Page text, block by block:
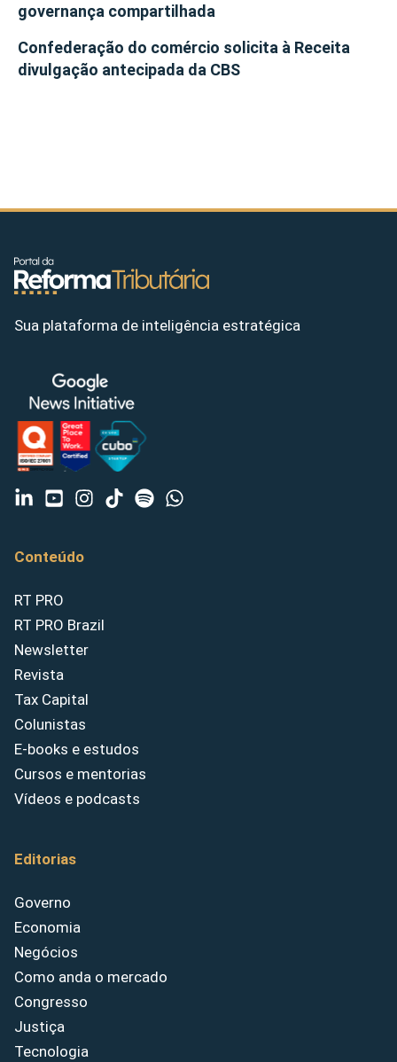
governança compartilhada
Confederação do comércio solicita à Receita
divulgação antecipada da CBS
Sua plataforma de inteligência estratégica
Conteúdo
RT PRO
RT PRO Brazil
Newsletter
Revista
Tax Capital
Colunistas
E-books e estudos
Cursos e mentorias
Vídeos e podcasts
Editorias
Governo
Economia
Negócios
Como anda o mercado
Congresso
Justiça
Tecnologia